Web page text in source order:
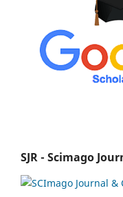
SJR - Scimago